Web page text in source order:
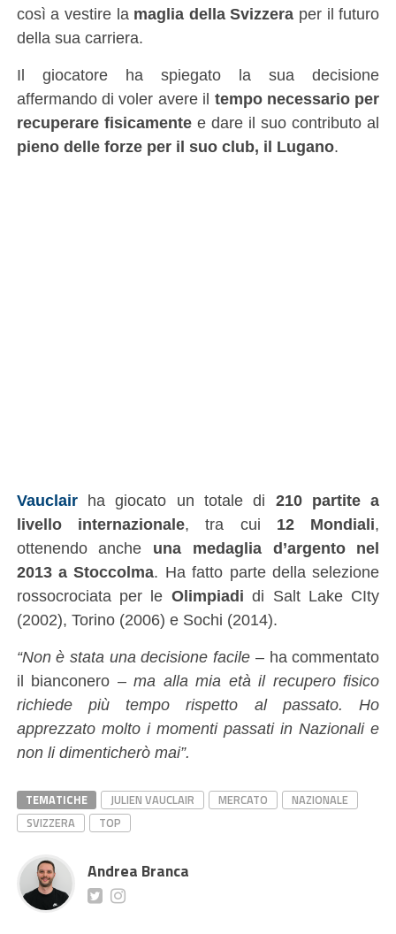
così a vestire la maglia della Svizzera per il futuro
della sua carriera.
Il giocatore ha spiegato la sua decisione
affermando di voler avere il tempo necessario per
recuperare fisicamentee dare il suo contributo al
pieno delle forze per il suo club, il Lugano.
Vauclairha giocato un totale di 210 partite a
livello internazionale, tra cui 12 Mondiali,
ottenendo anche una medaglia d’argento nel
2013 a Stoccolma. Ha fatto parte della selezione
rossocrociata per le Olimpiadi di Salt Lake CIty
(2002), Torino (2006) e Sochi (2014).
“Non è stata una decisione facile – ha commentato
il bianconero –ma alla mia età il recupero fisico
richiede più tempo rispetto al passato. Ho
apprezzato molto i momenti passati in Nazionali e
non li dimenticherò mai”.
TEMATICHE JULIEN VAUCLAIR MERCATO
NAZIONALE
SVIZZERA
TOP
Andrea Branca